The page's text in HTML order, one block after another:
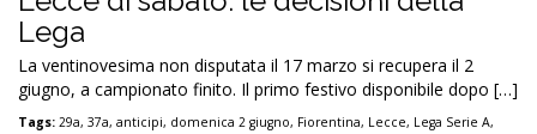
Lega
La ventinovesima non disputata il 17 marzo si recupera il 2
giugno, a campionato finito. Il primo festivo disponibile dopo […]
Tags: 29a, 37a, anticipi, domenica 2 giugno, Fiorentina, Lecce, Lega Serie A,